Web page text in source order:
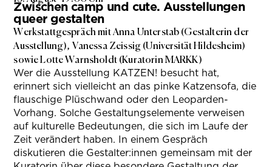
Zwischen camp und cute. Ausstellungen
queer gestalten
Werkstattgespräch mit Anna Unterstab (Gestalterin der
Ausstellung), Vanessa Zeissig (Universität Hildesheim)
sowie Lotte Warnsholdt (Kuratorin MARKK)
Wer die Ausstellung KATZEN! besucht hat,
erinnert sich vielleicht an das pinke Katzensofa, die
flauschige Plüschwand oder den Leoparden-
Vorhang. Solche Gestaltungselemente verweisen
auf kulturelle Bedeutungen, die sich im Laufe der
Zeit verändert haben. In einem Gespräch
diskutieren die Gestalter:innen gemeinsam mit der